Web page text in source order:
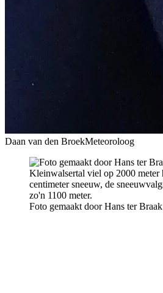
Daan van den BroekMeteoroloog
Foto gemaakt door Hans ter Braak